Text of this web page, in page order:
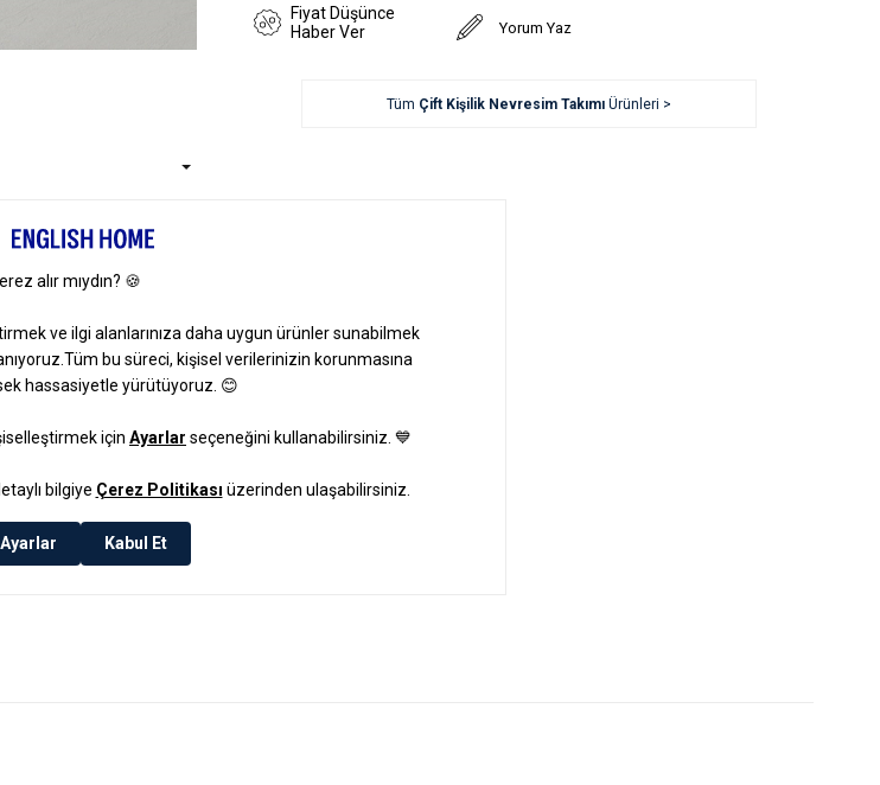
Fiyat Düşünce
Haber Ver
Yorum Yaz
Tüm Çift Kişilik Nevresim Takımı Ürünleri >